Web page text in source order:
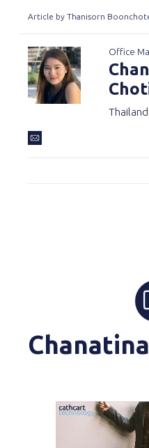
Article by Thanisorn
Office
Thailand